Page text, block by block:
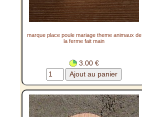
marque place poule mariage theme animaux de
la ferme fait main
3.00 €